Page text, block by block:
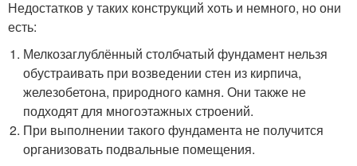
Недостатков у таких конструкций хоть и немного, но они
есть:
Мелкозаглублённый столбчатый фундамент нельзя
обустраивать при возведении стен из кирпича,
железобетона, природного камня. Они также не
подходят для многоэтажных строений.
При выполнении такого фундамента не получится
организовать подвальные помещения.